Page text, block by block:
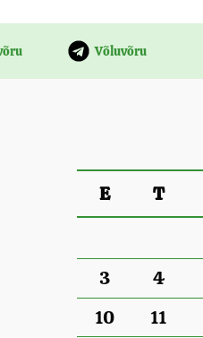
Võluvõru
E T
3
4
10
11